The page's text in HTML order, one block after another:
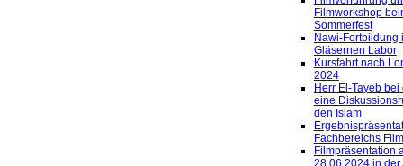
Filmworkshop
Sommerfest
Nawi-Fortbildung
Gläsernen Labor
Kursfahrt nach
2024
Herr El-Tayeb bei
eine
den Islam
Fachbereichs Film
Filmpräsentation
28.06.2024 in der